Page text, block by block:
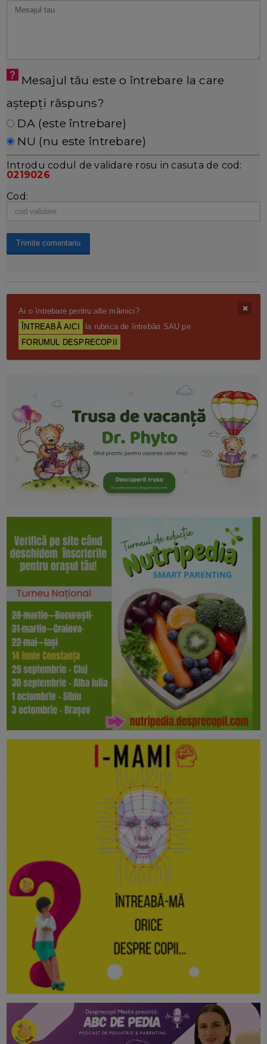
Mesajul tău este o întrebare la care
aștepți răspuns?
DA (este întrebare)
NU (nu este întrebare)
Introdu codul de validare rosu in casuta de cod:
0219026
Cod:
Ai o întrebare pentru alte mămici?
ÎNTREABĂ AICI
la rubrica de întrebări SAU pe
FORUMUL DESPRECOPII